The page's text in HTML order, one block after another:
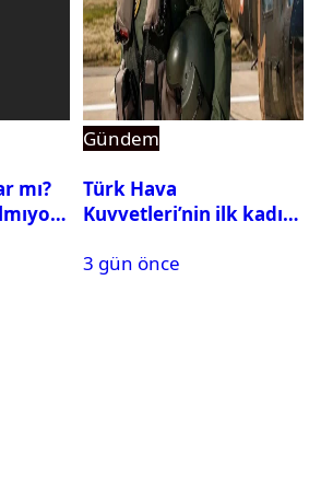
mı?
Gündem
Türk Hava
Kuvvetleri’nin ilk kadın
Karapınar hakkında
3 gün önce